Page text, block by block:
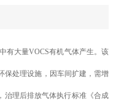
有大量VOCS有机气体产生。该
保处理设施 ， 因车间扩建 ， 需增
治理后排放气体执行标准《合成